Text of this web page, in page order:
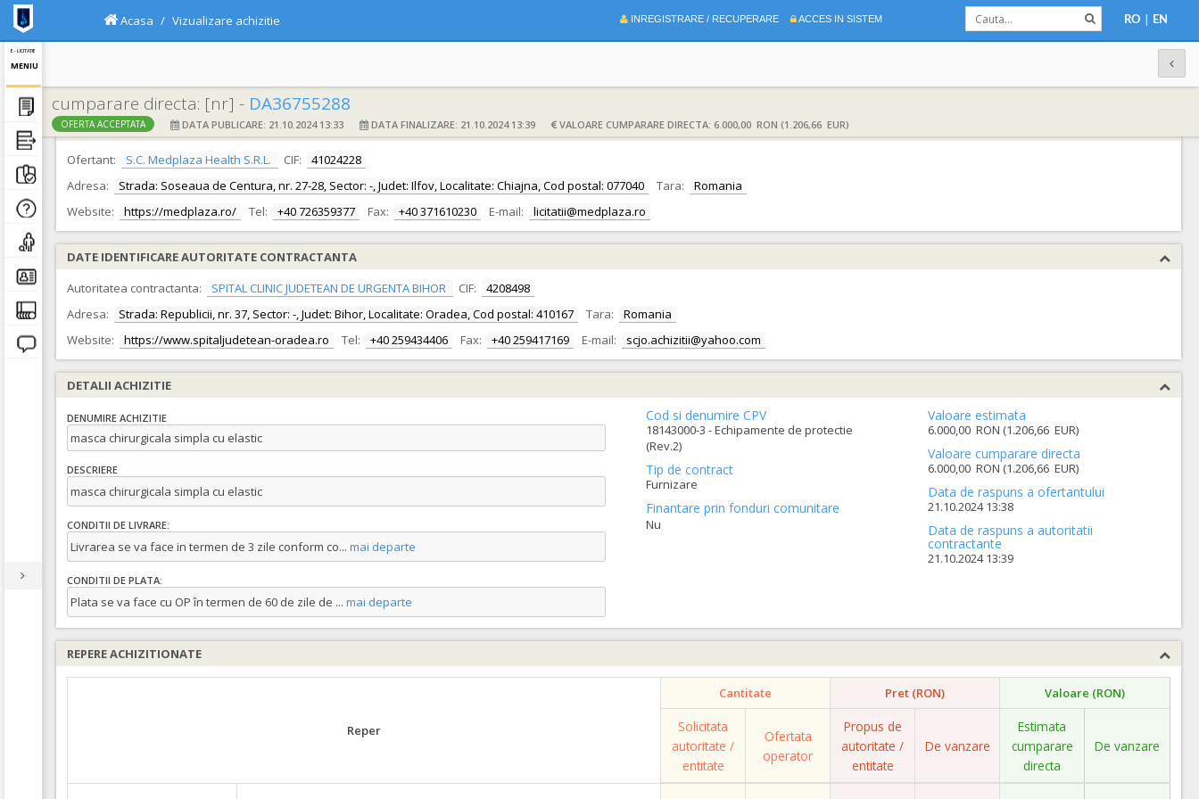
E - LICITATIE
MENIU
INREGISTRARE / RECUPERARE ACCES IN SISTEM RO | EN
Acasa Vizualizare achizitie
cumparare directa: [nr] - DA36755288
OFERTA ACCEPTATA DATA PUBLICARE: 21.10.2024 13:33 DATA FINALIZARE: 21.10.2024 13:39 VALOARE CUMPARARE DIRECTA: 6.000,00 RON (1.206,66 EUR)
DATE IDENTIFICARE OFERTANT
Ofertant:
S.C. Medplaza Health S.R.L. CIF:
41024228
Adresa:
Strada: Soseaua de Centura, nr. 27-28, Sector: -, Judet: Ilfov, Localitate: Chiajna, Cod postal: 077040 Tara:
Romania
Website:
https://medplaza.ro/ Tel: +40 726359377 Fax: +40 371610230 E-mail: licitatii@medplaza.ro
DATE IDENTIFICARE AUTORITATE CONTRACTANTA
Autoritatea contractanta:
SPITAL CLINIC JUDETEAN DE URGENTA BIHOR CIF:
4208498
Adresa:
Strada: Republicii, nr. 37, Sector: -, Judet: Bihor, Localitate: Oradea, Cod postal: 410167 Tara:
Romania
Website:
https://www.spitaljudetean-oradea.ro Tel: +40 259434406 Fax: +40 259417169 E-mail: scjo.achizitii@yahoo.com
DETALII ACHIZITIE
DENUMIRE ACHIZITIE
masca chirurgicala simpla cu elastic
DESCRIERE
masca chirurgicala simpla cu elastic
CONDITII DE LIVRARE:
Livrarea se va face in termen de 3 zile conform co... mai departe
CONDITII DE PLATA:
Plata se va face cu OP în termen de 60 de zile de ... mai departe
Cod si denumire CPV
18143000-3 - Echipamente de protectie
(Rev.2)
Tip de contract
Furnizare
Finantare prin fonduri comunitare
Nu
Valoare estimata
6.000,00 RON (1.206,66 EUR)
Valoare cumparare directa
6.000,00 RON (1.206,66 EUR)
Data de raspuns a ofertantului
21.10.2024 13:38
Data de raspuns a autoritatii
contractante
21.10.2024 13:39
REPERE ACHIZITIONATE
Reper
Cantitate Pret (RON) Valoare (RON)
Solicitata
autoritate /
entitate
Ofertata
operator
Propus de
autoritate /
entitate
De vanzare
Estimata
cumparare
directa
De vanzare